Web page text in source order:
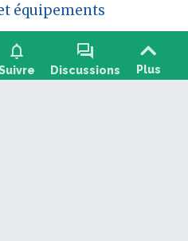
équipements
notifications forum
Discussions Plus